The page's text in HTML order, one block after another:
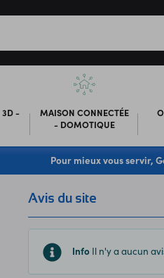
3D -
MAISON CONNECTÉE
- DOMOTIQUE
Pour mieux vous servir,
Avis du site
Info Il n'y a aucun